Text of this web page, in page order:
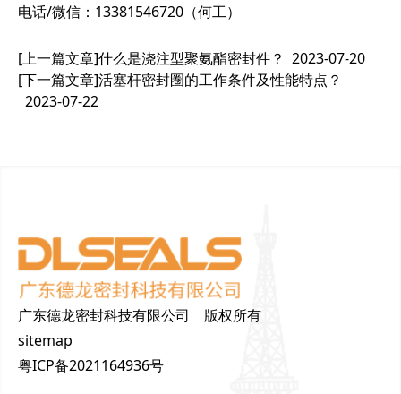
电话/微信：13381546720（何工）
[上一篇文章]什么是浇注型聚氨酯密封件？ 2023-07-20
[下一篇文章]活塞杆密封圈的工作条件及性能特点？
2023-07-22
广东德龙密封科技有限公司 版权所有
sitemap
粤ICP备2021164936号